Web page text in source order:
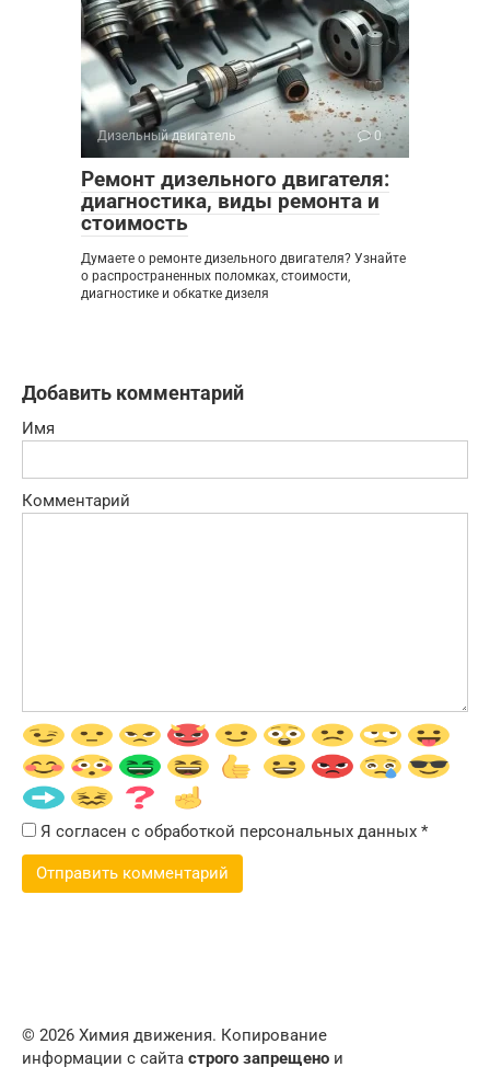
Дизельный двигатель 0
Ремонт дизельного двигателя:
диагностика, виды ремонта и
стоимость
Думаете о ремонте дизельного двигателя? Узнайте
о распространенных поломках, стоимости,
диагностике и обкатке дизеля
Добавить комментарий
Имя
Комментарий
Я согласен с обработкой персональных данных *
© 2026 Химия движения. Копирование
информации с сайта строго запрещено и